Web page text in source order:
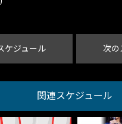
ケジュール 次の
関連スケジュール